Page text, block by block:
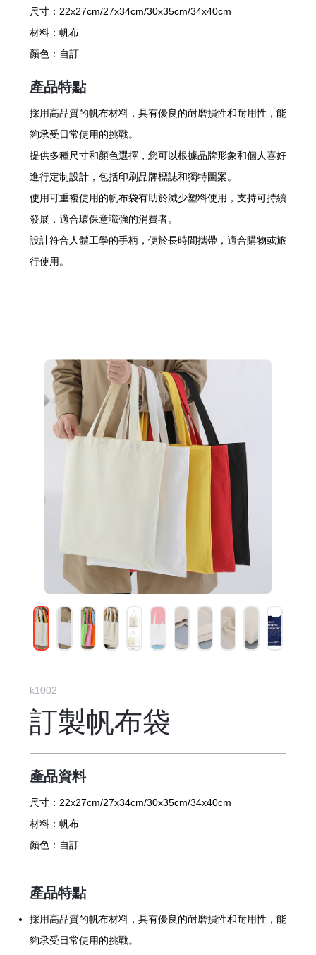
尺寸： 22x27cm/27x34cm/30x35cm/34x40cm
材料： 帆布
顏色： 自訂
產品特點
採用高品質的帆布材料，具有優良的耐磨損性和耐用性，能
夠承受日常使用的挑戰。
提供多種尺寸和顏色選擇，您可以根據品牌形象和個人喜好
進行定制設計，包括印刷品牌標誌和獨特圖案。
使用可重複使用的帆布袋有助於減少塑料使用，支持可持續
發展，適合環保意識強的消費者。
設計符合人體工學的手柄，便於長時間攜帶，適合購物或旅
行使用。
k1002
訂製帆布袋
產品資料
尺寸： 22x27cm/27x34cm/30x35cm/34x40cm
材料： 帆布
顏色： 自訂
產品特點
採用高品質的帆布材料，具有優良的耐磨損性和耐用性，能
夠承受日常使用的挑戰。